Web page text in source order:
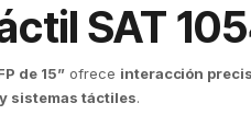
SAT
de 15”ofrece interacción
sistemas táctiles.